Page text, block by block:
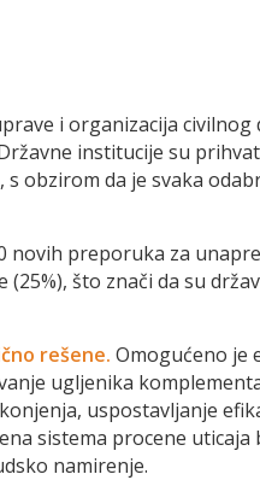
i organizacija
institucije su
obzirom da je svaka
novih preporuka za
što znači da su
rešene. Omogućeno je
ugljenika
uspostavljanje
sistema procene uticaja
namirenje.